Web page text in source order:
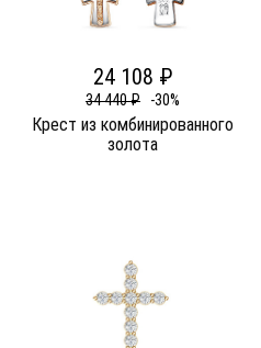
24 108 ₽
34 440 ₽ -30%
Крест из комбинированного
золота